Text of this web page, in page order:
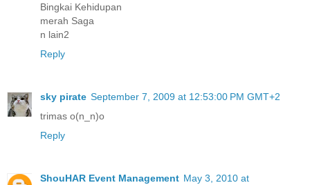
Bingkai Kehidupan
merah Saga
n lain2
Reply
sky pirate September 7, 2009 at 12:53:00 PM GMT+2
trimas o(n_n)o
Reply
ShouHAR Event Management May 3, 2010 at